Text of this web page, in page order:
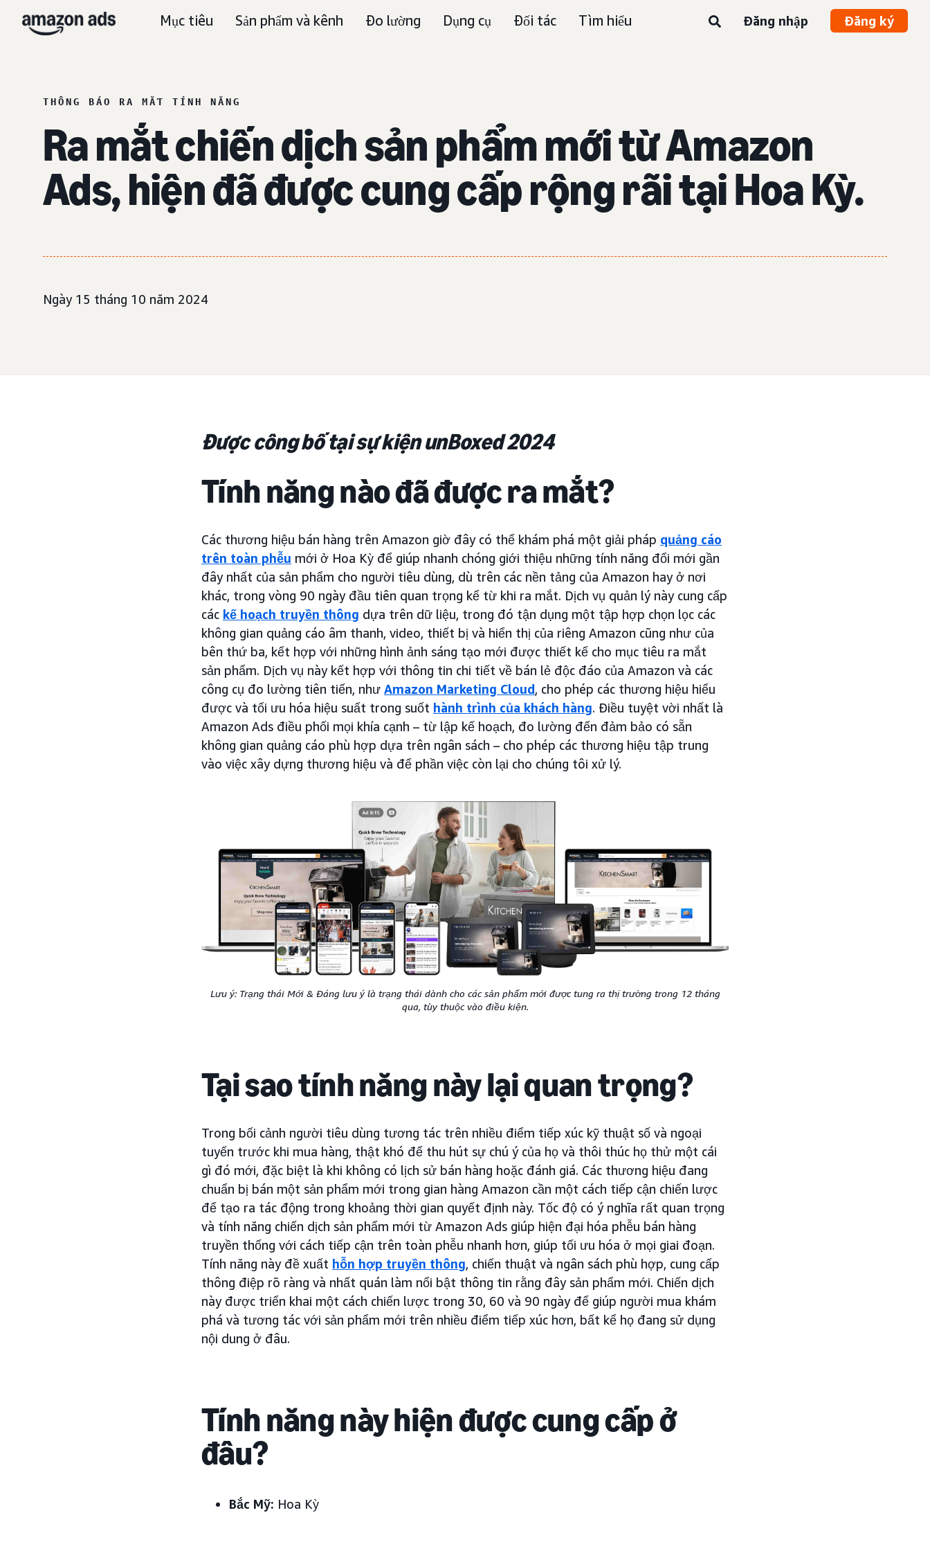
Mục tiêu Sản phẩm và kênh Đo lường Dụng cụ Đối tác Tìm hiểu Đăng nhập Đăng ký
THÔNG BÁO RA MẮT TÍNH NĂNG
Ra mắt chiến dịch sản phẩm mới từ Amazon
Ads, hiện đã được cung cấp rộng rãi tại Hoa Kỳ.
Ngày 15 tháng 10 năm 2024
Được công bố tại sự kiện unBoxed 2024
Tính năng nào đã được ra mắt?
Các thương hiệu bán hàng trên Amazon giờ đây có thể khám phá một giải pháp quảng cáo
trên toàn phễu mới ở Hoa Kỳ để giúp nhanh chóng giới thiệu những tính năng đổi mới gần
đây nhất của sản phẩm cho người tiêu dùng, dù trên các nền tảng của Amazon hay ở nơi
khác, trong vòng 90 ngày đầu tiên quan trọng kể từ khi ra mắt. Dịch vụ quản lý này cung cấp
các kế hoạch truyền thông dựa trên dữ liệu, trong đó tận dụng một tập hợp chọn lọc các
không gian quảng cáo âm thanh, video, thiết bị và hiển thị của riêng Amazon cũng như của
bên thứ ba, kết hợp với những hình ảnh sáng tạo mới được thiết kế cho mục tiêu ra mắt
sản phẩm. Dịch vụ này kết hợp với thông tin chi tiết về bán lẻ độc đáo của Amazon và các
công cụ đo lường tiên tiến, như Amazon Marketing Cloud, cho phép các thương hiệu hiểu
được và tối ưu hóa hiệu suất trong suốt hành trình của khách hàng. Điều tuyệt vời nhất là
Amazon Ads điều phối mọi khía cạnh – từ lập kế hoạch, đo lường đến đảm bảo có sẵn
không gian quảng cáo phù hợp dựa trên ngân sách – cho phép các thương hiệu tập trung
vào việc xây dựng thương hiệu và để phần việc còn lại cho chúng tôi xử lý.
Lưu ý: Trạng thái Mới & Đáng lưu ý là trạng thái dành cho các sản phẩm mới được tung ra thị trường trong 12 tháng
qua, tùy thuộc vào điều kiện.
Tại sao tính năng này lại quan trọng?
Trong bối cảnh người tiêu dùng tương tác trên nhiều điểm tiếp xúc kỹ thuật số và ngoại
tuyến trước khi mua hàng, thật khó để thu hút sự chú ý của họ và thôi thúc họ thử một cái
gì đó mới, đặc biệt là khi không có lịch sử bán hàng hoặc đánh giá. Các thương hiệu đang
chuẩn bị bán một sản phẩm mới trong gian hàng Amazon cần một cách tiếp cận chiến lược
để tạo ra tác động trong khoảng thời gian quyết định này. Tốc độ có ý nghĩa rất quan trọng
và tính năng chiến dịch sản phẩm mới từ Amazon Ads giúp hiện đại hóa phễu bán hàng
truyền thống với cách tiếp cận trên toàn phễu nhanh hơn, giúp tối ưu hóa ở mọi giai đoạn.
Tính năng này đề xuất hỗn hợp truyền thông, chiến thuật và ngân sách phù hợp, cung cấp
thông điệp rõ ràng và nhất quán làm nổi bật thông tin rằng đây sản phẩm mới. Chiến dịch
này được triển khai một cách chiến lược trong 30, 60 và 90 ngày để giúp người mua khám
phá và tương tác với sản phẩm mới trên nhiều điểm tiếp xúc hơn, bất kể họ đang sử dụng
nội dung ở đâu.
Tính năng này hiện được cung cấp ở
đâu?
Bắc Mỹ: Hoa Kỳ